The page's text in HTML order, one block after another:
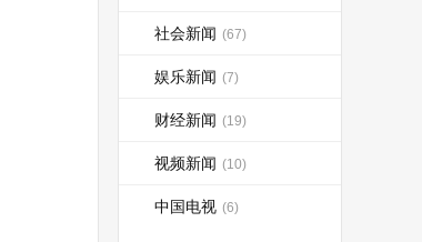
社会新闻 (67)
娱乐新闻 (7)
财经新闻 (19)
视频新闻 (10)
中国电视 (6)